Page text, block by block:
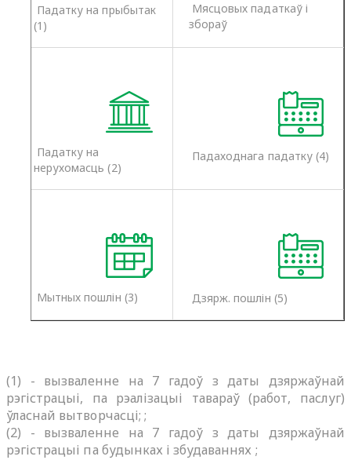
Падатку на прыбытак
(1)
Мясцовых падаткаў і
збораў
Падатку на
нерухомасць (2)
Падаходнага падатку (4)
Мытных пошлін (3) Дзярж. пошлін (5)
(1) - вызваленне на 7 гадоў з даты дзяржаўнай
рэгістрацыі, па рэалізацыі тавараў (работ, паслуг)
ўласнай вытворчасці; ;
(2) - вызваленне на 7 гадоў з даты дзяржаўнай
рэгістрацыі па будынках і збудаваннях ;